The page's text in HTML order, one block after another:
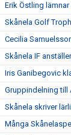
Erik Östling lämnar
Skånela Golf
Cecilia
Skånela IF
Iris Ganibegovic
Gruppindelning till
Skånela skriver
Många